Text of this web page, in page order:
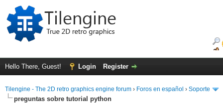
Hello There, Guest! Login Register
Tilengine - The 2D retro graphics engine forum › Foros en español › Soporte
preguntas sobre tutorial python